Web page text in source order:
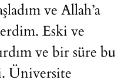
ve Allah’a
Eski ve
ve bir süre bu
Üniversite